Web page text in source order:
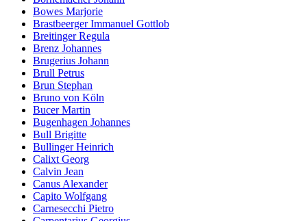
Bowes Marjorie
Brastbeerger Immanuel Gottlob
Breitinger Regula
Brenz Johannes
Brugerius Johann
Brull Petrus
Brun Stephan
Bruno von Köln
Bucer Martin
Bugenhagen Johannes
Bull Brigitte
Bullinger Heinrich
Calixt Georg
Calvin Jean
Canus Alexander
Capito Wolfgang
Carnesecchi Pietro